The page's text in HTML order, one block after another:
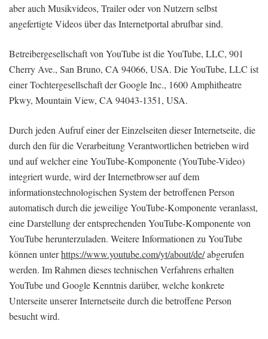
aber auch Musikvideos, Trailer oder von Nutzern selbst
angefertigte Videos über das Internetportal abrufbar sind.
Betreibergesellschaft von YouTube ist die YouTube, LLC, 901
Cherry Ave., San Bruno, CA 94066, USA. Die YouTube, LLC ist
einer Tochtergesellschaft der Google Inc., 1600 Amphitheatre
Pkwy, Mountain View, CA 94043-1351, USA.
Durch jeden Aufruf einer der Einzelseiten dieser Internetseite, die
durch den für die Verarbeitung Verantwortlichen betrieben wird
und auf welcher eine YouTube-Komponente (YouTube-Video)
integriert wurde, wird der Internetbrowser auf dem
informationstechnologischen System der betroffenen Person
automatisch durch die jeweilige YouTube-Komponente veranlasst,
eine Darstellung der entsprechenden YouTube-Komponente von
YouTube herunterzuladen. Weitere Informationen zu YouTube
können unterhttps://www.youtube.com/yt/about/de/abgerufen
werden. Im Rahmen dieses technischen Verfahrens erhalten
YouTube und Google Kenntnis darüber, welche konkrete
Unterseite unserer Internetseite durch die betroffene Person
besucht wird.